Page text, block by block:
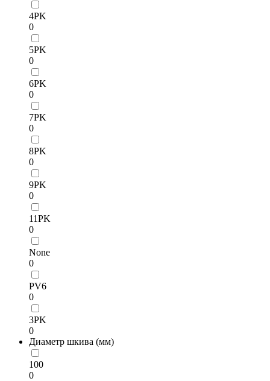
4PK
0
5PK
0
6PK
0
7PK
0
8PK
0
9PK
0
11PK
0
None
0
PV6
0
3PK
0
Диаметр шкива (мм)
100
0